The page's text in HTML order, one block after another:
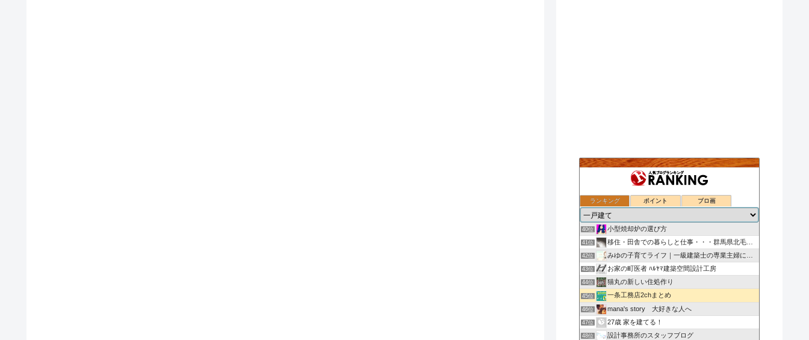
ランキング ポイント ブロ画
38位 ローコスト住宅（秀光ビルド）で家を建てる
39位 ついのすみかはここにあるか
40位 小型焼却炉の選び方
41位 移住・田舎での暮らしと仕事・・・群馬県北毛みなかみエリア
42位 みゆの子育てライフ｜一級建築士の専業主婦による子ども・家
43位 お家の町医者 ﾊﾙﾔﾏ建築空間設計工房
44位 猫丸の新しい住処作り
45位 一条工務店2chまとめ
46位 mana's story 大好きな人へ
47位 27歳 家を建てる！
48位 設計事務所のスタッフブログ